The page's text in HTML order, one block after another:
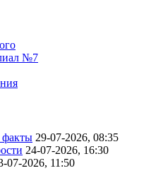
№7
факты 29-07-2026, 08:35
24-07-2026, 16:30
07-2026, 11:50